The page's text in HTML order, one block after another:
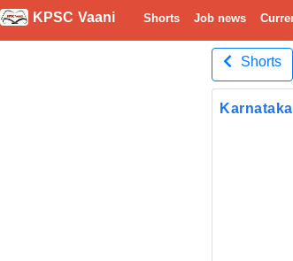
KPSC Vaani Shorts Job news
Shorts